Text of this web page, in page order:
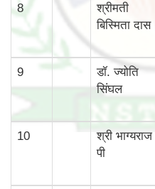
8
श्रीमती
बिस्‍मिता दास
9
डॉ. ज्योति
सिंघल
10
श्री भाग्‍यराज
पी